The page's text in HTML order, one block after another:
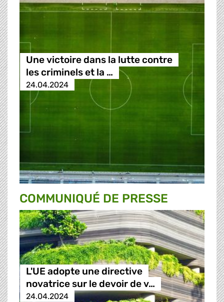
Une victoire dans la lutte contre
les criminels et la …
24.04.2024
COMMUNIQUÉ DE PRESSE
L'UE adopte une directive
novatrice sur le devoir de v…
24.04.2024